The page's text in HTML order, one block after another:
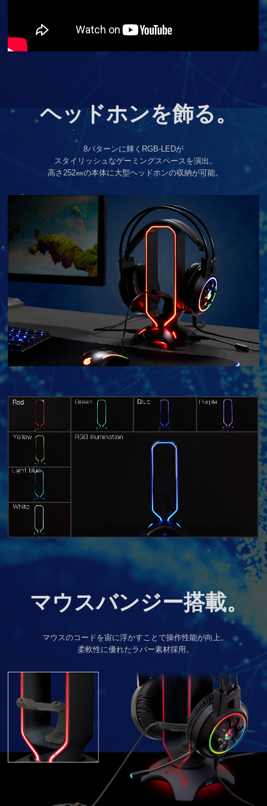
ヘッドホンを飾る。
8パターンに輝くRGB-LEDが
スタイリッシュなゲーミングスペースを演出 。
高さ252㎜の本体に大型ヘッドホンの収納が可能。
マウスバンジー搭載。
マウスのコードを宙に浮かすことで操作性能が向上 。
柔軟性に優れたラバー素材採用 。